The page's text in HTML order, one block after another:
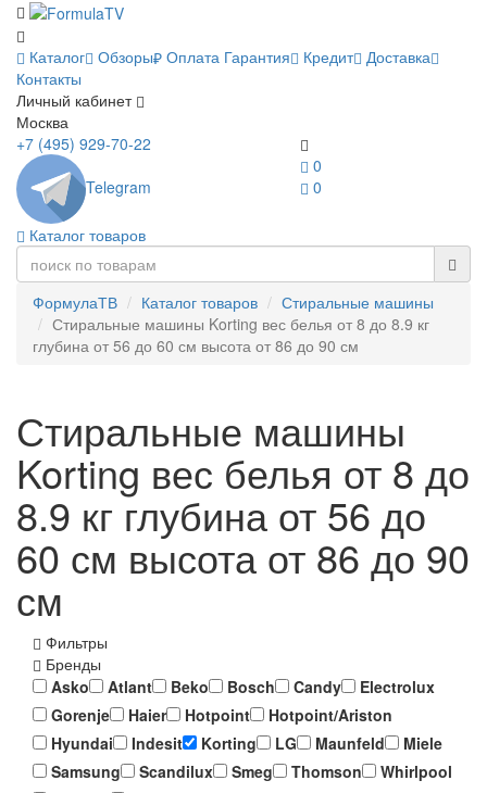
Каталог Обзоры Оплата Гарантия Кредит Доставка
Контакты
Личный кабинет
Москва
0
0
+7 (495) 929-70-22
Telegram
Каталог товаров
ФормулаТВ Каталог товаров
Стиральные машины
Стиральные машины Korting вес белья от 8 до 8.9 кг
глубина от 56 до 60 см высота от 86 до 90 см
Стиральные машины
Korting вес белья от 8 до
8.9 кг глубина от 56 до
60 см высота от 86 до 90
см
Фильтры
Бренды
Asko
Atlant Beko Bosch Candy
Electrolux
Gorenje
Haier Hotpoint
Hotpoint/Ariston
Hyundai
Indesit Korting LG Maunfeld
Miele
Samsung
Scandilux Smeg Thomson
Whirlpool